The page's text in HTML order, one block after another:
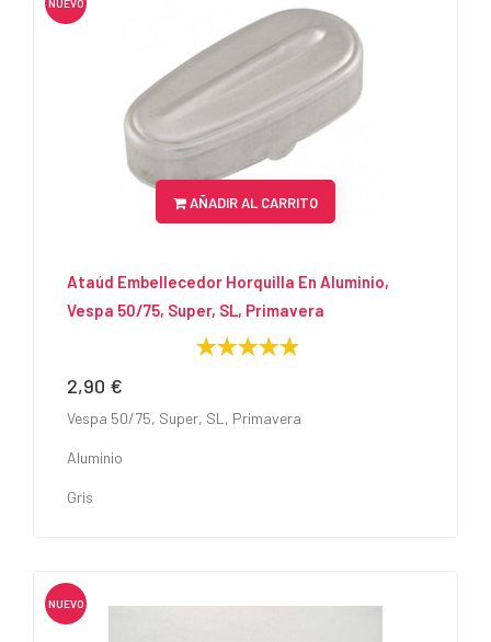
NUEVO
AÑADIR AL CARRITO
Ataúd Embellecedor Horquilla En Aluminio,
Vespa 50/75, Super, SL, Primavera
Precio
2,90 €
Vespa 50/75, Super, SL, Primavera
Aluminio
Gris
NUEVO